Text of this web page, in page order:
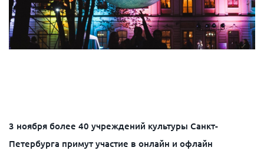
3 ноября более 40 учреждений культуры Санкт-
Петербурга примут участие в онлайн и офлайн